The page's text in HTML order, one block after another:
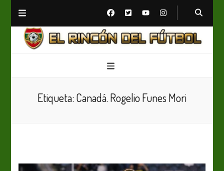
Etiqueta: Canadá. Rogelio Funes Mori